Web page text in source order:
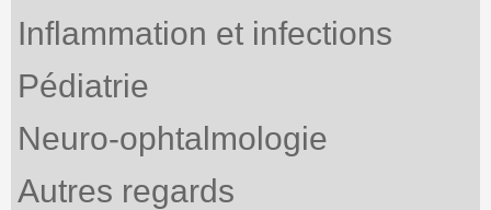
Inflammation et infections
Pédiatrie
Neuro-ophtalmologie
Autres regards